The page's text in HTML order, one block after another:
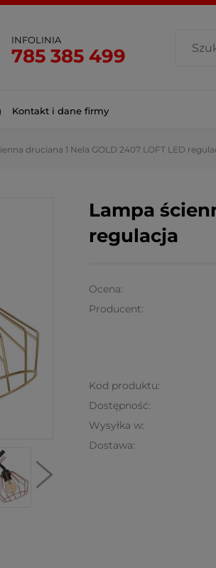
INFOLINIA
785 385 499
Kontakt i dane firmy
druciana 1 Nela GOLD 2407 LOFT LED
Lampa
regulacja
Ocena:
Producent:
Kod produktu:
Dostępność:
Wysyłka w:
Dostawa: